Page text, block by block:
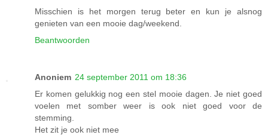
Misschien is het morgen terug beter en kun je alsnog
genieten van een mooie dag/weekend.
Beantwoorden
Anoniem 24 september 2011 om 18:36
Er komen gelukkig nog een stel mooie dagen. Je niet goed
voelen met somber weer is ook niet goed voor de
stemming.
Het zit je ook niet mee